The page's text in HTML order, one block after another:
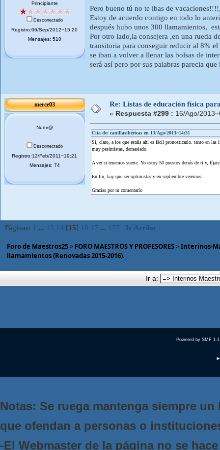
Principiante
Desconectado
Registro:06/Sep/2012~15:20
Mensajes: 510
Pero bueno tú no te ibas de
Estoy de acuerdo contigo en todo lo
después hubo unos 300 llamamientos,
Por otro lado,la consejera ,en una rueda
transitoria para conseguir reducir al 8%
se iban a volver a llenar las bolsas de
será así pero por sus palabras parecia
merce03
Nuev@
Desconectado
Registro:12/Feb/2011~19:21
Mensajes: 74
Re: Listas de educación física
« Respuesta #299 : 16/Ago/
Cita de: canillasibéricas en 13/Ago/2013~14:31
Si, claro, a los que estáis ahí es fácil pronosticarlo. tanto en las
muy pesimistas, demasiado.
A ver si tenemos suerte. Yo estoy 50 puestos detrás de ti y,
En fin, hay que ser optimistas y en septiembre veremos.
Gracias por tu comentario
Páginas: ... 13 14 [15] 16 17 ... 177 Ir Arriba
Foro de Maestros25> FORO MAESTROS Y PROFESORES>Interinos-
llamamientos (Renovadas 2015-2016).
Ir a:
Powered by SMF
Notas: Se ruega mantenga siempre
que ofendan a personas o
-El Webmaster de la página no se